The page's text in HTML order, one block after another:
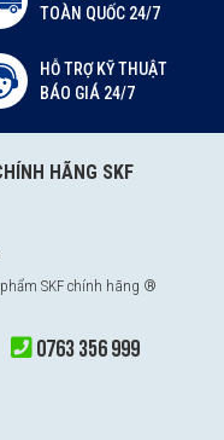
TOÀN QUỐC 24/7
HỖ TRỢ KỸ THUẬT
BÁO GIÁ 24/7
HÃNG SKF
SKF chính hãng ®
0763 356 999